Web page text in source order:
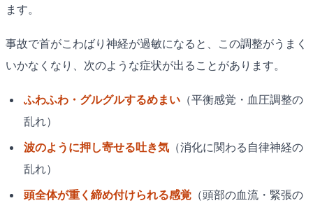
ます。
事故で首がこわばり神経が過敏になると、この調整がうまく
いかなくなり、次のような症状が出ることがあります。
ふわふわ・グルグルするめまい（平衡感覚・血圧調整の
乱れ）
波のように押し寄せる吐き気（消化に関わる自律神経の
乱れ）
頭全体が重く締め付けられる感覚（頭部の血流・緊張の